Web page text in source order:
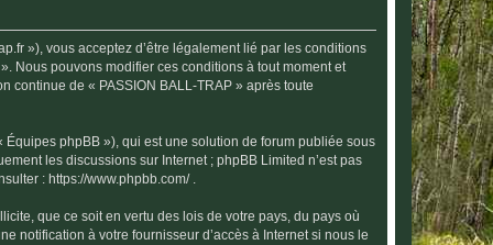
»), vous acceptez d’être légalement lié par les conditions
Nous pouvons modifier ces conditions à tout moment et
continue de « PASSION BALL-TRAP » après toute
phpBB »), qui est une solution de forum publiée sous
les discussions sur Internet ; phpBB Limited n’est pas
: https://www.phpbb.com/ .
que ce soit en vertu des lois de votre pays, du pays où
notification à votre fournisseur d’accès à Internet si nous le